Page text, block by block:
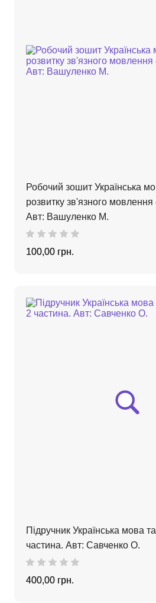
Робочий зошит Українська
розвитку зв'язного мовлення
Авт: Вашуленко М.
100,00 грн.
Підручник Українська мова
частина. Авт: Савченко О.
400,00 грн.